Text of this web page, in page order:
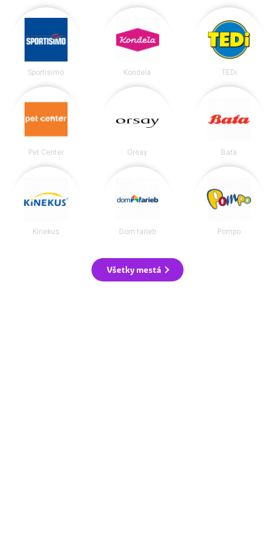
Sportisimo Kondela TEDi
Pet Center Orsay Baťa
Kinekus Dom farieb Pompo
Všetky mestá